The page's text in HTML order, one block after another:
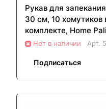
Рукав для
30 см, 10 хомутиков
комплекте, Home
(950205)
Нет в наличии Арт.
Подписаться